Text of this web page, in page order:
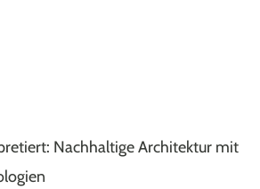
Nachhaltige Architektur mit